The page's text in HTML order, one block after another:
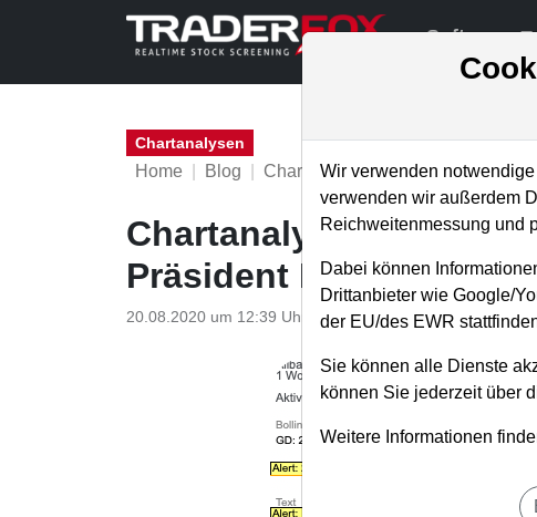
Software
Chartanalysen
Home Blog Chartanalysen
Chartanalyse Alibaba:
Präsident Donald
20.08.2020 um 12:39 Uhr P. Uhlschmied
Wir verwenden
verwenden wir außerdem
Reichweitenmessung und
Dabei können
Drittanbieter wie Google/
der EU/des EWR
Sie können alle Dienste
können Sie jederzeit über
Weitere Informationen